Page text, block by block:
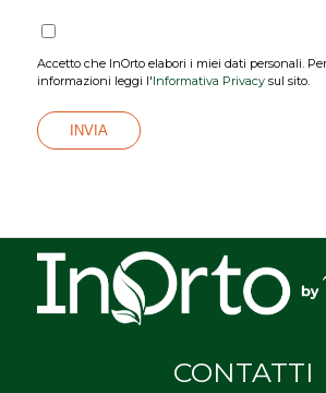
Accetto che InOrto elabori i miei dati personali.
informazioni leggi l'Informativa Privacysul sito.
CONTATTI